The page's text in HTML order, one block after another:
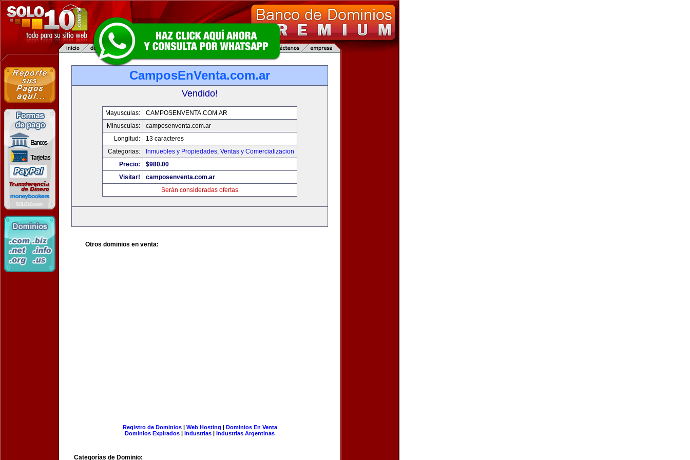
CamposEnVenta.com.ar
Vendido!
Mayusculas:
CAMPOSENVENTA.COM.AR
Minusculas:
camposenventa.com.ar
Longitud:
13 caracteres
Categorias:
Inmuebles y Propiedades, Ventas y Comercializacion
Precio:
$980.00
Visitar!
camposenventa.com.ar
Serán consideradas ofertas
Otros dominios en venta:
Registro de Dominios| Web Hosting | Dominios En Venta
Dominios Expirados | Industrias | Industrias Argentinas
Categorías de Dominio: